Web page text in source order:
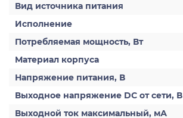
Вид источника питания
Исполнение
Потребляемая мощность, Вт
Материал корпуса
Напряжение питания, В
Выходное напряжение DC от сети, В
Выходной ток максимальный, мА